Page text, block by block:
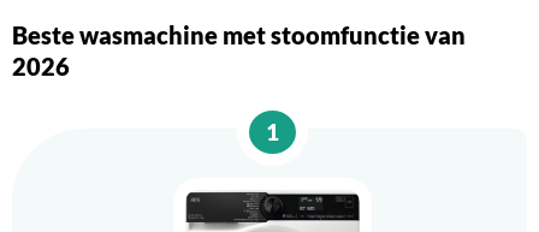
Beste wasmachine met stoomfunctie van
2026
1